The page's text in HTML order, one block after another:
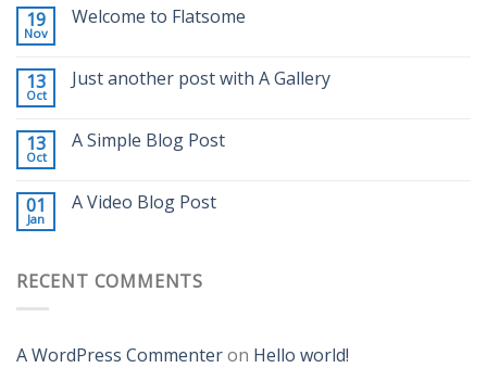
19
Nov
Welcome to Flatsome
13
Oct
Just another post with A Gallery
13
Oct
A Simple Blog Post
01
Jan
A Video Blog Post
RECENT COMMENTS
A WordPress Commenteron Hello world!